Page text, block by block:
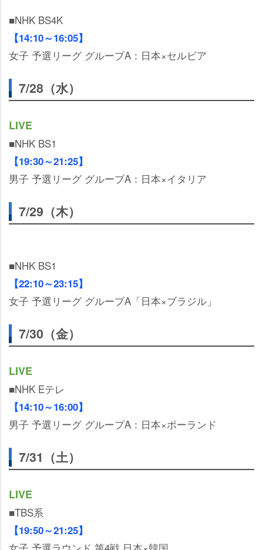
■NHK BS4K
【14:10～16:05】
女子 予選リーグ グループA：日本×セルビア
7/28（水）
LIVE
■NHK BS1
【19:30～21:25】
男子 予選リーグ グループA：日本×イタリア
7/29（木）
■NHK BS1
【22:10～23:15】
女子 予選リーグ グループA「日本×ブラジル」
7/30（金）
LIVE
■NHK Eテレ
【14:10～16:00】
男子 予選リーグ グループA：日本×ポーランド
7/31（土）
LIVE
■TBS系
【19:50～21:25】